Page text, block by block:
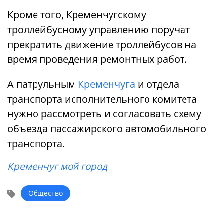
Кроме того, Кременчугскому
троллейбусному управлению поручат
прекратить движение троллейбусов на
время проведения ремонтных работ.
А патрульным Кременчуга и отдела
транспорта исполнительного комитета
нужно рассмотреть и согласовать схему
объезда пассажирского автомобильного
транспорта.
Кременчуг мой город
Общество